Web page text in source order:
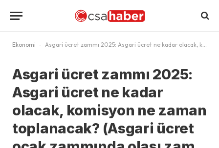
Ekonomi - Asgari ücret zammı 2025: Asgari ücret ne kadar olacak, komisyon ne zaman toplanacak? (Asgari ücret ocak zammında olası zam senaryoları)
Asgari ücret zammı 2025:
Asgari ücret ne kadar
olacak, komisyon ne zaman
toplanacak? (Asgari ücret